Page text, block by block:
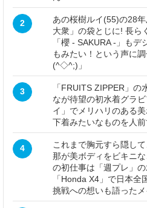
2
あの桜樹ルイ(55)の28
大衆」の袋とじに! 長ら
「櫻 - SAKURA -」も
もみたい！という声に
(^◇^;)」
3
「FRUITS ZIPPER」の
なが待望の初水着グラ
イ」でメリハリのある
下着みたいなものを人前
4
これまで胸元すら隠し
那が美ボディをビキニ
の初仕事は「週プレ」
「Honda X4」で日本
挑戦への想いも語った